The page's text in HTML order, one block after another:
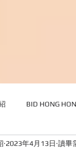
BID HONG
ME ABOUT
2023年4月13日 讀畢